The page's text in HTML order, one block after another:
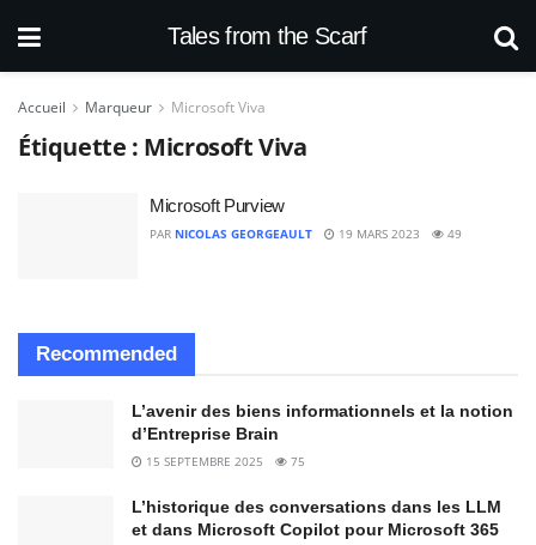
Tales from the Scarf
Accueil Marqueur Microsoft Viva
Étiquette : Microsoft Viva
Microsoft Purview
PAR NICOLAS GEORGEAULT 19 MARS 2023 49
Recommended
L’avenir des biens informationnels et la notion
d’Entreprise Brain
15 SEPTEMBRE 2025 75
L’historique des conversations dans les LLM
et dans Microsoft Copilot pour Microsoft 365